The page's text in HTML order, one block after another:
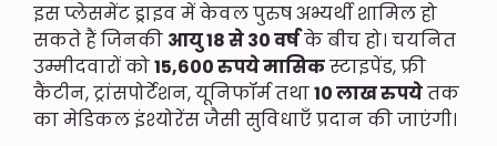
इस प्लेसमेंट ड्राइव में केवल पुरुष अभ्यर्थी शामिल हो
सकते हैं जिनकी आयु 18 से 30 वर्षके बीच हो। चयनित
उम्मीदवारों को15,600 रुपये मासिकस्टाइपेंड, फ्री
कैंटीन, ट्रांसपोर्टेशन, यूनिफॉर्म तथा10 लाख रुपयेतक
का मेडिकल इंश्योरेंस जैसी सुविधाएँ प्रदान की जाएंगी।